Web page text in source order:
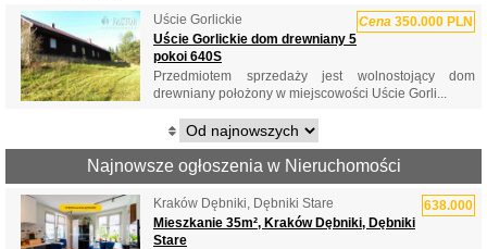
Uście Gorlickie Cena 350.000 PLN
Uście Gorlickie dom drewniany 5
pokoi 640S
Przedmiotem sprzedaży jest wolnostojący dom
drewniany położony w miejscowości Uście Gorli...
Najnowsze ogłoszenia w Nieruchomości
638.000
Kraków Dębniki, Dębniki Stare
Mieszkanie 35m², Kraków Dębniki, Dębniki
Stare